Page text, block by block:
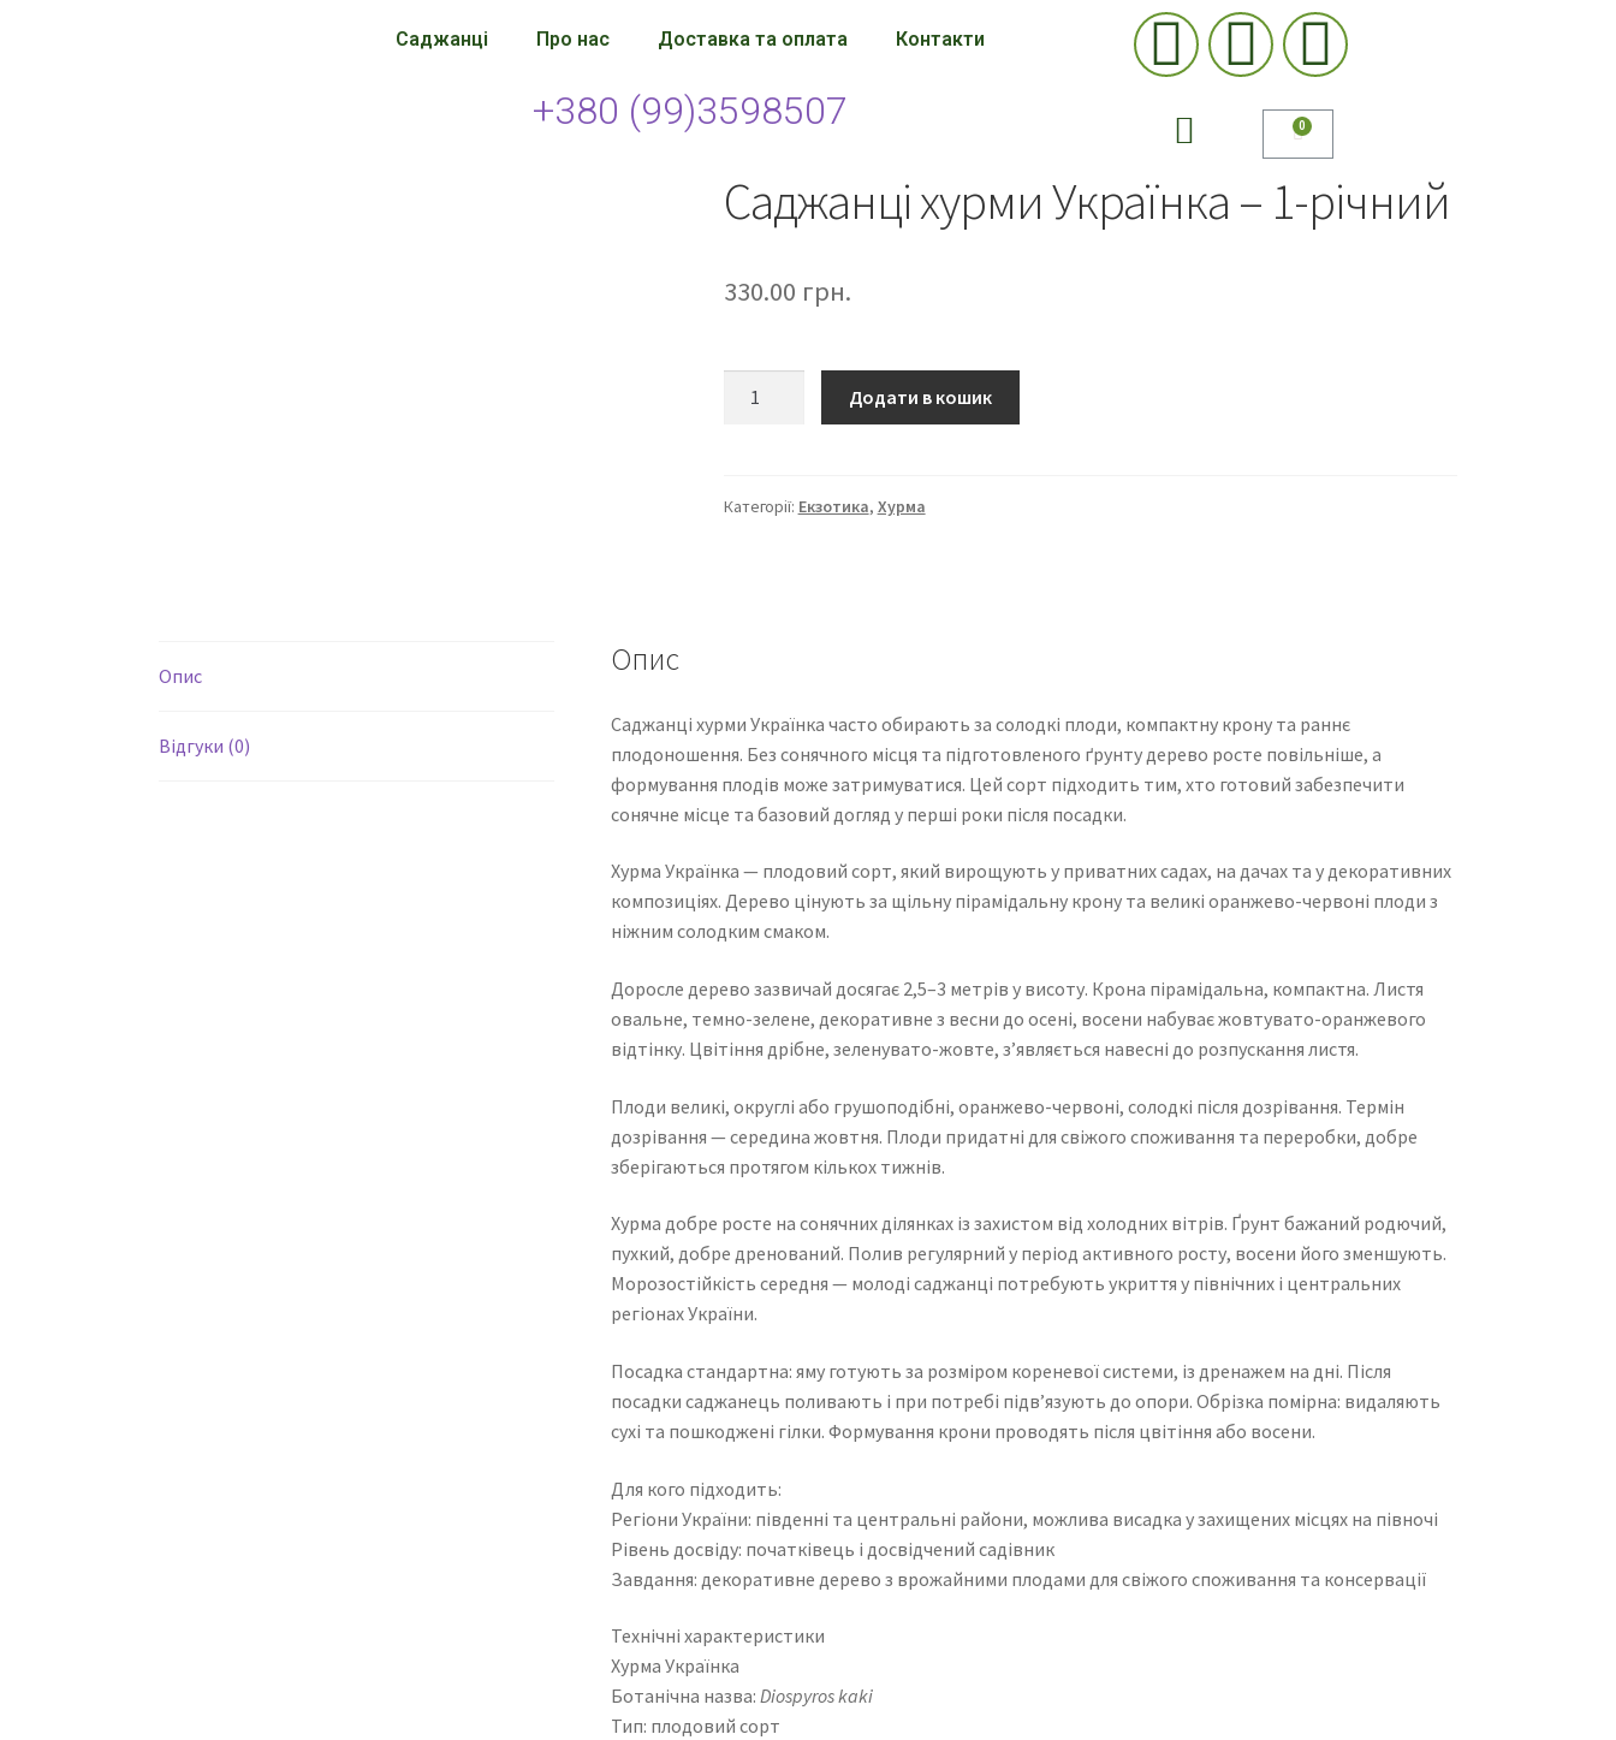
Саджанці Про нас Доставка та оплата Контакти
+380 (99)3598507
Саджанці хурми Українка – 1-річний
330.00 грн.
Додати в кошик
Категорії: Екзотика, Хурма
Опис
Відгуки (0)
Опис
Саджанці хурми Українка часто обирають за солодкі плоди, компактну крону та раннє
плодоношення. Без сонячного місця та підготовленого ґрунту дерево росте повільніше, а
формування плодів може затримуватися. Цей сорт підходить тим, хто готовий забезпечити
сонячне місце та базовий догляд у перші роки після посадки.
Хурма Українка — плодовий сорт, який вирощують у приватних садах, на дачах та у декоративних
композиціях. Дерево цінують за щільну пірамідальну крону та великі оранжево-червоні плоди з
ніжним солодким смаком.
Доросле дерево зазвичай досягає 2,5–3 метрів у висоту. Крона пірамідальна, компактна. Листя
овальне, темно-зелене, декоративне з весни до осені, восени набуває жовтувато-оранжевого
відтінку. Цвітіння дрібне, зеленувато-жовте, з’являється навесні до розпускання листя.
Плоди великі, округлі або грушоподібні, оранжево-червоні, солодкі після дозрівання. Термін
дозрівання — середина жовтня. Плоди придатні для свіжого споживання та переробки, добре
зберігаються протягом кількох тижнів.
Хурма добре росте на сонячних ділянках із захистом від холодних вітрів. Ґрунт бажаний родючий,
пухкий, добре дренований. Полив регулярний у період активного росту, восени його зменшують.
Морозостійкість середня — молоді саджанці потребують укриття у північних і центральних
регіонах України.
Посадка стандартна: яму готують за розміром кореневої системи, із дренажем на дні. Після
посадки саджанець поливають і при потребі підв’язують до опори. Обрізка помірна: видаляють
сухі та пошкоджені гілки. Формування крони проводять після цвітіння або восени.
Для кого підходить:
Регіони України: південні та центральні райони, можлива висадка у захищених місцях на півночі
Рівень досвіду: початківець і досвідчений садівник
Завдання: декоративне дерево з врожайними плодами для свіжого споживання та консервації
Технічні характеристики
Хурма Українка
Ботанічна назва: Diospyros kaki
Тип: плодовий сорт